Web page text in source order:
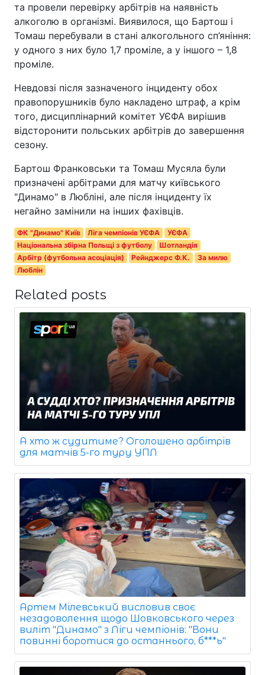
та провели перевірку арбітрів на наявність
алкоголю в організмі. Виявилося, що Бартош і
Томаш перебували в стані алкогольного сп’яніння:
у одного з них було 1,7 проміле, а у іншого – 1,8
проміле.
Невдовзі після зазначеного інциденту обох
правопорушників було накладено штраф, а крім
того, дисциплінарний комітет УЄФА вирішив
відсторонити польських арбітрів до завершення
сезону.
Бартош Франковськи та Томаш Мусяла були
призначені арбітрами для матчу київського
"Динамо" в Любліні, але після інциденту їх
негайно замінили на інших фахівців.
ФК "Динамо" Київ Ліга чемпіонів УЄФА
УЄФА
Національна збірна Польщі з футболу
Шотландія
Арбітр (футбольна асоціація)
Рейнджерс Ф.К.
За милю
Люблін
Related posts
А хто ж судитиме? Оголошено арбітрів
для матчів 5-го туру УПЛ
Артем Мілевський висловив своє
незадоволення щодо Шовковського через
виліт "Динамо" з Ліги чемпіонів: "Вони
повинні боротися до останнього, б***ь"